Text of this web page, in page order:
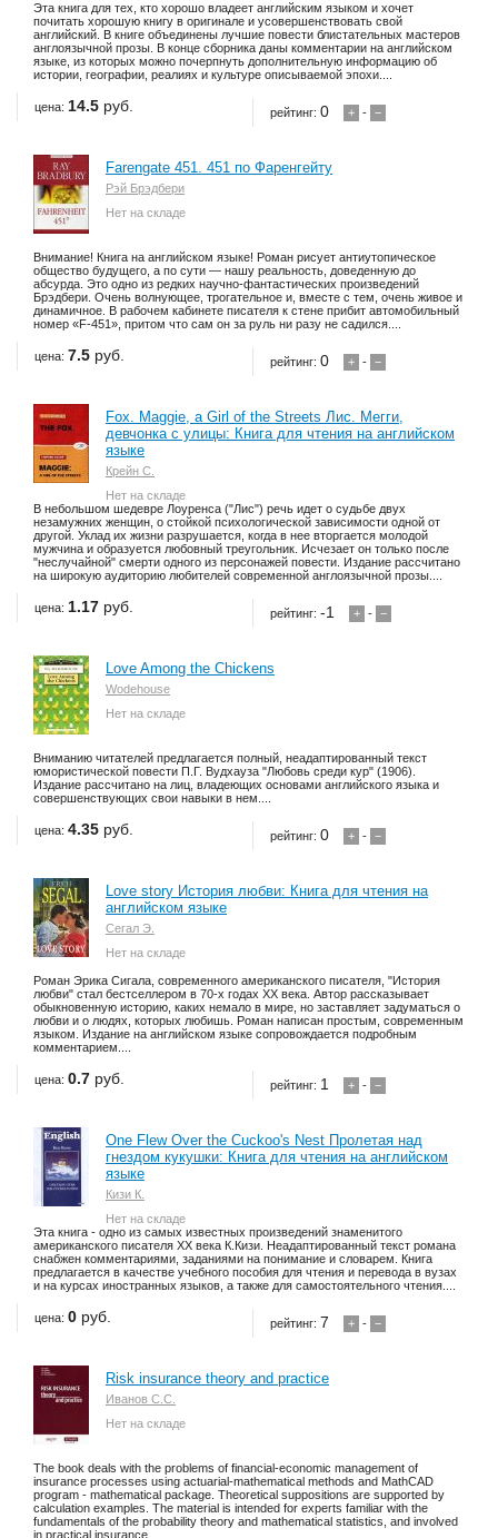
Эта книга для тех, кто хорошо владеет английским языком и хочет
почитать хорошую книгу в оригинале и усовершенствовать свой
английский. В книге объединены лучшие повести блистательных мастеров
англоязычной прозы. В конце сборника даны комментарии на английском
языке, из которых можно почерпнуть дополнительную информацию об
истории, географии, реалиях и культуре описываемой эпохи....
рейтинг:0 + - −
цена: 14.5 руб.
Farengate 451. 451 по Фаренгейту
Рэй Брэдбери
Нет на складе
Внимание! Книга на английском языке! Роман рисует антиутопическое
общество будущего, а по сути — нашу реальность, доведенную до
абсурда. Это одно из редких научно-фантастических произведений
Брэдбери. Очень волнующее, трогательное и, вместе с тем, очень живое и
динамичное. В рабочем кабинете писателя к стене прибит автомобильный
номер «F-451», притом что сам он за руль ни разу не садился....
рейтинг:0 + - −
цена: 7.5 руб.
Fox. Maggie, a Girl of the Streets Лис. Мегги,
девчонка с улицы: Книга для чтения на английском
языке
Крейн С.
Нет на складе
В небольшом шедевре Лоуренса ("Лис") речь идет о судьбе двух
незамужних женщин, о стойкой психологической зависимости одной от
другой. Уклад их жизни разрушается, когда в нее вторгается молодой
мужчина и образуется любовный треугольник. Исчезает он только после
"неслучайной" смерти одного из персонажей повести. Издание рассчитано
на широкую аудиторию любителей современной англоязычной прозы....
рейтинг:-1 + - −
цена: 1.17 руб.
Love Among the Chickens
Wodehouse
Нет на складе
Вниманию читателей предлагается полный, неадаптированный текст
юмористической повести П.Г. Вудхауза "Любовь среди кур" (1906).
Издание рассчитано на лиц, владеющих основами английского языка и
совершенствующих свои навыки в нем....
рейтинг:0 + - −
цена: 4.35 руб.
Love story История любви: Книга для чтения на
английском языке
Сегал Э.
Нет на складе
Роман Эрика Сигала, современного американского писателя, "История
любви" стал бестселлером в 70-х годах XX века. Автор рассказывает
обыкновенную историю, каких немало в мире, но заставляет задуматься о
любви и о людях, которых любишь. Роман написан простым, современным
языком. Издание на английском языке сопровождается подробным
комментарием....
рейтинг: 1 + - −
цена: 0.7 руб.
One Flew Over the Cuckoo's Nest Пролетая над
гнездом кукушки: Книга для чтения на английском
языке
Кизи К.
Нет на складе
Эта книга - одно из самых известных произведений знаменитого
американского писателя XX века К.Кизи. Неадаптированный текст романа
снабжен комментариями, заданиями на понимание и словарем. Книга
предлагается в качестве учебного пособия для чтения и перевода в вузах
и на курсах иностранных языков, а также для самостоятельного чтения....
рейтинг: 7 + - −
цена: 0 руб.
Risk insurance theory and practice
Иванов С.С.
Нет на складе
The book deals with the problems of financial-economic management of
insurance processes using actuarial-mathematical methods and MathCAD
program - mathematical package. Theoretical suppositions are supported by
calculation examples. The material is intended for experts familiar with the
fundamentals of the probability theory and mathematical statistics, and involved
in practical insurance....